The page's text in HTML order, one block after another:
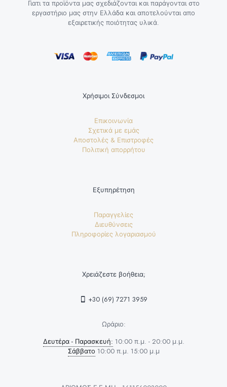
Γιατι τα προϊόντα μας σχεδιάζονται και παράγονται στο
εργαστήριο μας στην Ελλάδα και αποτελούνται απο
εξαιρετικής ποιότητας υλικά.
Χρήσιμοι Σύνδεσμοι
Επικοινωνία
Σχετικά με εμάς
Αποστολές & Επιστροφές
Πολιτική απορρήτου
Εξυπηρέτηση
Παραγγελίες
Διευθύνσεις
Πληροφορίες λογαριασμού
Χρειάζεστε βοήθεια;
+30 (69) 7271 3959
Ωράριο:
Δευτέρα - Παρασκευή: 10:00 π.μ. - 20:00 μ.μ.
Σάββατο 10:00 π.μ. 15:00 μ.μ